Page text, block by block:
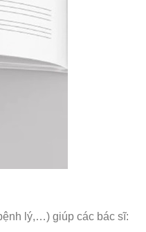
lý,…) giúp các bác sĩ: